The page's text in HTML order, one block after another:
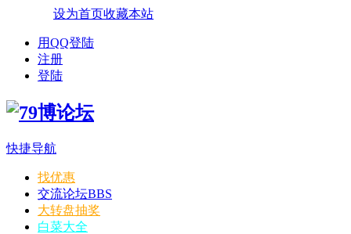
设为首页收藏本站
用QQ登陆
注册
登陆
快捷导航
找优惠
交流论坛BBS
大转盘抽奖
白菜大全